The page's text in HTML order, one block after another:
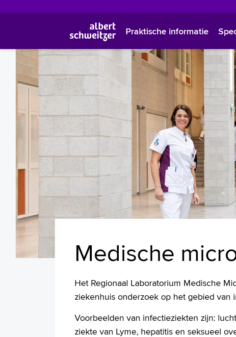
Praktische informatie
Medische
Het Regionaal Laboratorium Medische
ziekenhuis onderzoek op het gebied
Voorbeelden van infectieziekten zijn:
ziekte van Lyme, hepatitis en seksueel